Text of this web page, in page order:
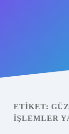
Yasal Uyarı
ETIKET:
IŞLEMLER